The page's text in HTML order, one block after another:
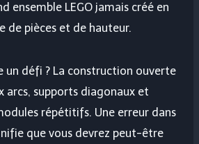
ensemble LEGO jamais créé en
de pièces et de hauteur.
un défi ? La construction ouverte
arcs, supports diagonaux et
répétitifs. Une erreur dans
que vous devrez peut-être